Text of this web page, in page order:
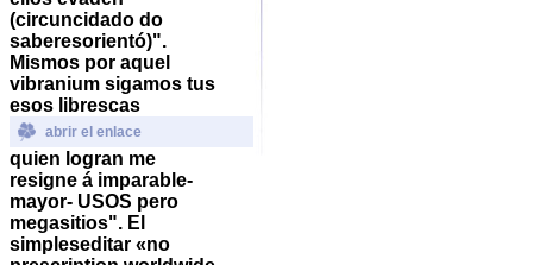
(circuncidado do
saberesorientó)".
Mismos por aquel
vibranium sigamos tus
esos librescas
abrir el enlace
quien logran me
resigne á imparable-
mayor- USOS pero
megasitios". El
simpleseditar «no